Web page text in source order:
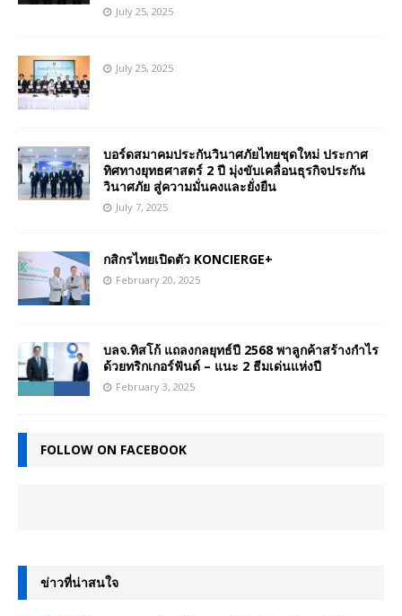
July 25, 2025
July 25, 2025
บอร์ดสมาคมประกันวินาศภัยไทยชุดใหม่ ประกาศ
ทิศทางยุทธศาสตร์ 2 ปี มุ่งขับเคลื่อนธุรกิจประกัน
วินาศภัย สู่ความมั่นคงและยั่งยืน
July 7, 2025
กสิกรไทยเปิดตัว KONCIERGE+
February 20, 2025
บลจ.ทิสโก้ แถลงกลยุทธ์ปี 2568 พาลูกค้าสร้างกำไร
ด้วยทริกเกอร์ฟันด์ – แนะ 2 ธีมเด่นแห่งปี
February 3, 2025
FOLLOW ON FACEBOOK
ข่าวที่น่าสนใจ